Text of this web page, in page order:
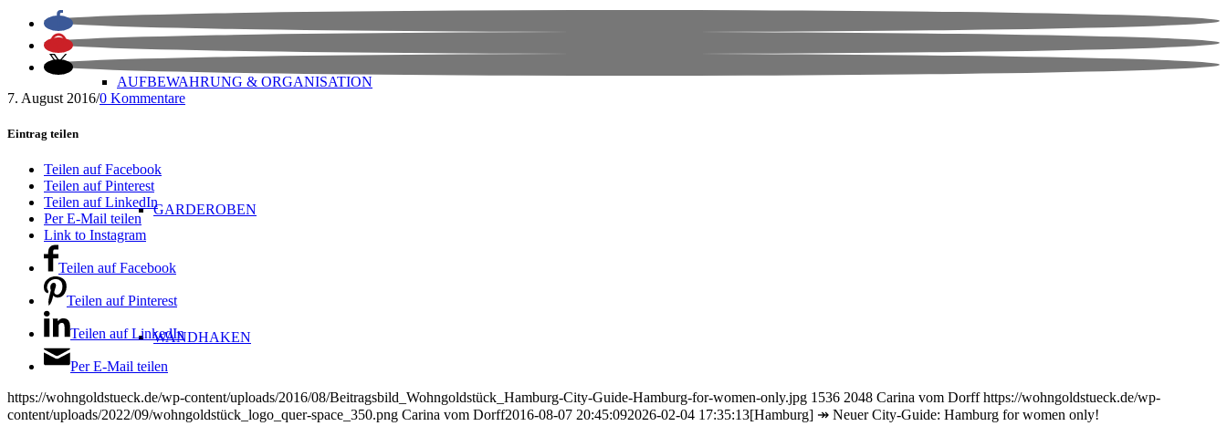
AUFBEWAHRUNG & ORGANISATION
GARDEROBEN
WANDHAKEN
7. August 2016/0 Kommentare
Eintrag teilen
Teilen auf Facebook
Teilen auf Pinterest
Teilen auf LinkedIn
Per E-Mail teilen
Link to Instagram
Teilen auf Facebook
Teilen auf Pinterest
Teilen auf LinkedIn
Per E-Mail teilen
https://wohngoldstueck.de/wp-content/uploads/2016/08/Beitragsbild_Wohngoldstück_Hamburg-City-Guide-Hamburg-for-women-only.jpg 1536 2048 Carina vom Dorff https://wohngoldstueck.de/wp-
content/uploads/2022/09/wohngoldstück_logo_quer-space_350.png Carina vom Dorff2016-08-07 20:45:092026-02-04 17:35:13[Hamburg] ↠ Neuer City-Guide: Hamburg for women only!